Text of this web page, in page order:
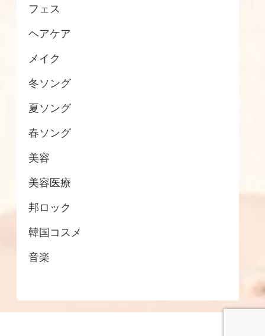
フェス
ヘアケア
メイク
冬ソング
夏ソング
春ソング
美容
美容医療
邦ロック
韓国コスメ
音楽